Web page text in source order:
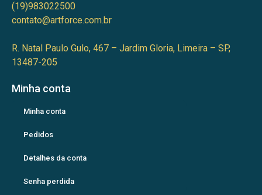
(19)983022500
contato@artforce.com.br
R. Natal Paulo Gulo, 467 – Jardim Gloria, Limeira – SP,
13487-205
Minha conta
Minha conta
Pedidos
Detalhes da conta
Senha perdida